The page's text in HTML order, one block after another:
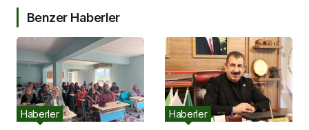
Benzer Haberler
Haberler Haberler